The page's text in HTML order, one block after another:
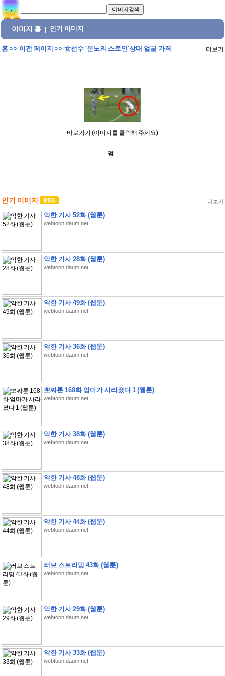
이미지 홈 인기 이미지
홈>> 이전 페이지 >> 女선수 '분노의 스로인'상대 얼굴 가격 더보기
바로가기 (이미지를 클릭해 주세요)
펌:
인기 이미지 더보기
악한 기사 52화 (웹툰)
webtoon.daum.net
악한 기사 28화 (웹툰)
webtoon.daum.net
악한 기사 49화 (웹툰)
webtoon.daum.net
악한 기사 36화 (웹툰)
webtoon.daum.net
뽀짜툰 168화 엄마가 사라졌다 1 (웹툰)
webtoon.daum.net
악한 기사 38화 (웹툰)
webtoon.daum.net
악한 기사 48화 (웹툰)
webtoon.daum.net
악한 기사 44화 (웹툰)
webtoon.daum.net
러브 스트리밍 43화 (웹툰)
webtoon.daum.net
악한 기사 29화 (웹툰)
webtoon.daum.net
악한 기사 33화 (웹툰)
webtoon.daum.net